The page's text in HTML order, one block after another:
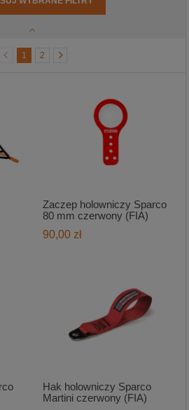
1 2
Zaczep holowniczy Sparco
80 mm czerwony (FIA)
90,00 zł
Hak holowniczy Sparco
Martini czerwony (FIA)